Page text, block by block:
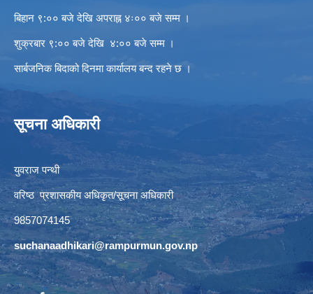
बिहान ९:०० बजे देखि अपराह्न ४ः०० बजे सम्म ।
शुक्रबार ९:०० बजे देखि ४:०० बजे सम्म ।
सार्बजनिक बिदाको दिनमा कार्यालय बन्द रहने छ ।
सूचना अधिकारी
युवराज पन्थी
वरिष्ठ प्रशासकीय अधिकृत/सूचना अधिकारी
9857074145
suchanaadhikari@rampurmun.gov.np